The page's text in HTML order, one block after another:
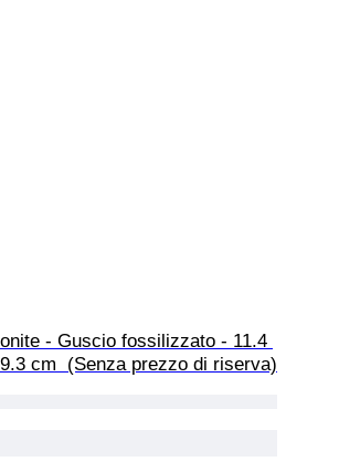
- Guscio fossilizzato - 11.4
cm  (Senza prezzo di riserva)